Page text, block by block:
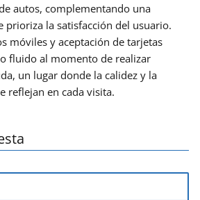
autos, complementando una
prioriza la satisfacción del usuario.
móviles y aceptación de tarjetas
fluido al momento de realizar
un lugar donde la calidez y la
reflejan en cada visita.